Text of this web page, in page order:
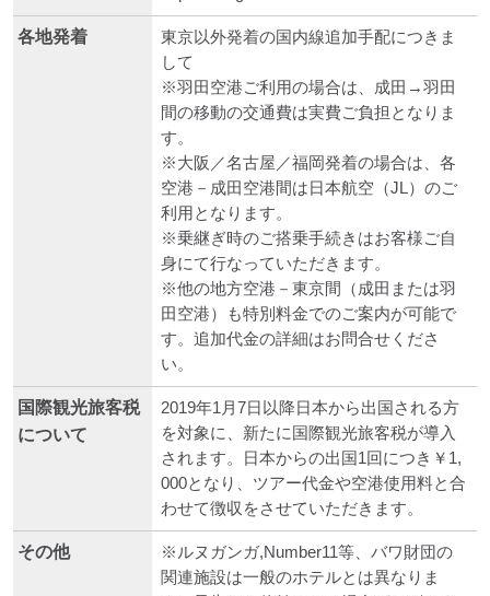
各地発着
東京以外発着の国内線追加手配につきま
して
※羽田空港ご利用の場合は、成田→羽田
間の移動の交通費は実費ご負担となりま
す。
※大阪／名古屋／福岡発着の場合は、各
空港－成田空港間は日本航空（JL）のご
利用となります。
※乗継ぎ時のご搭乗手続きはお客様ご自
身にて行なっていただきます。
※他の地方空港－東京間（成田または羽
田空港）も特別料金でのご案内が可能で
す。追加代金の詳細はお問合せくださ
い。
国際観光旅客税
について
2019年1月7日以降日本から出国される方
を対象に、新たに国際観光旅客税が導入
されます。日本からの出国1回につき￥1,
000となり、ツアー代金や空港使用料と合
わせて徴収をさせていただきます。
その他
※ルヌガンガ,Number11等、バワ財団の
関連施設は一般のホテルとは異なりま